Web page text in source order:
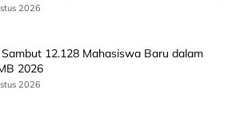
2026
Sambut 12.128 Mahasiswa Baru dalam
2026
2026